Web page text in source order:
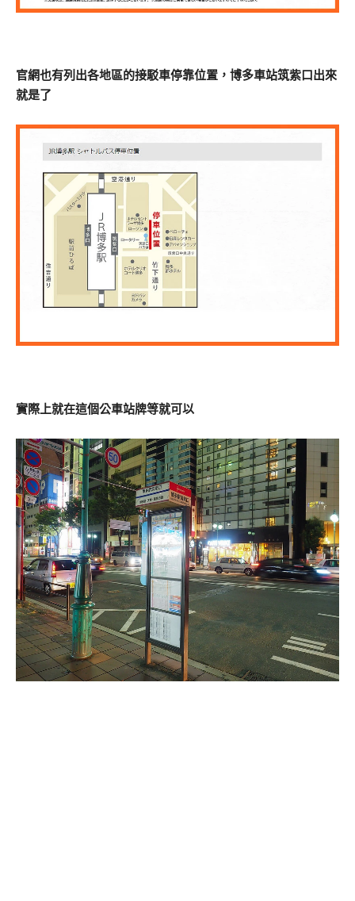
官網也有列出各地區的接駁車停靠位置，博多車站筑紫口出來
就是了
實際上就在這個公車站牌等就可以